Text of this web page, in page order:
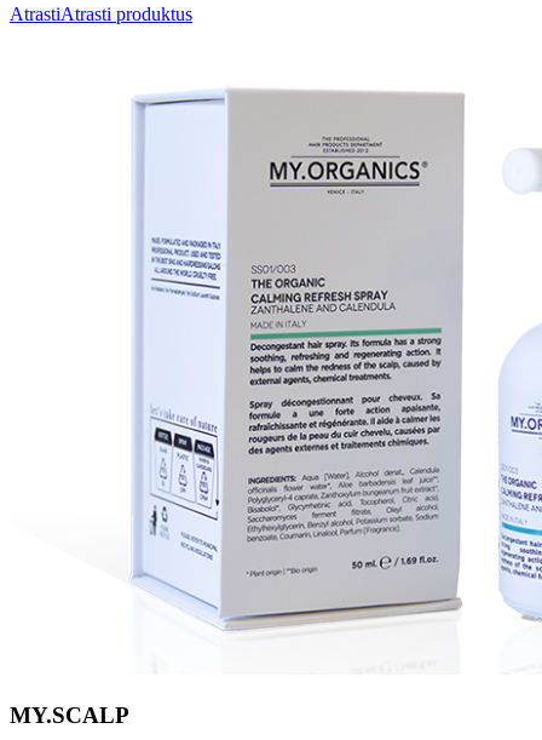
AtrastiAtrasti produktus
MY.SCALP